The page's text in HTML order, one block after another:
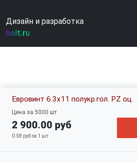
Евровинт 6.3x11 полукр.гол. PZ оц.
Цена за 5000 шт
2 900.00 руб
0.58 руб за 1 шт
Дизайн и разработка
bolt.ru